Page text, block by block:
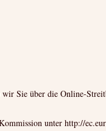
Sie über die Online-
unter http://